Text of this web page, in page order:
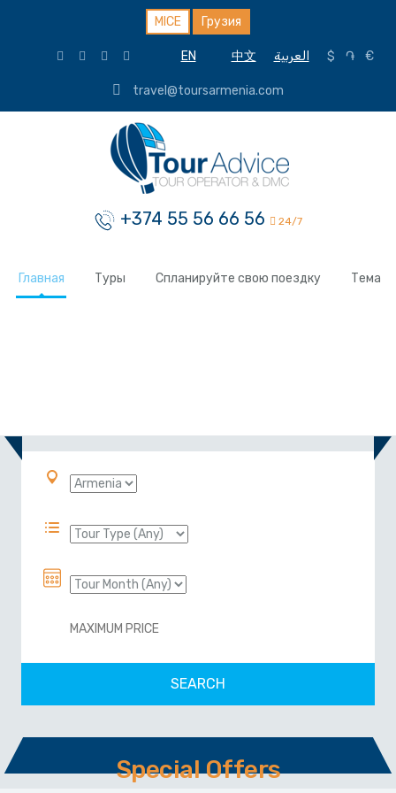
MICE Грузия
EN 中文 العربية $ ֏ €
travel@toursarmenia.com
+374 55 56 66 56 24/7
Главная Туры Спланируйте свою поездку Тема
Special Offers